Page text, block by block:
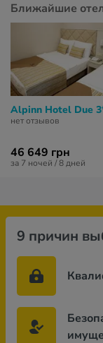
Ближайшие
Alpinn Hotel Due
нет отзывов
46 649 грн
за 7 ночей / 8 дней
9 причин